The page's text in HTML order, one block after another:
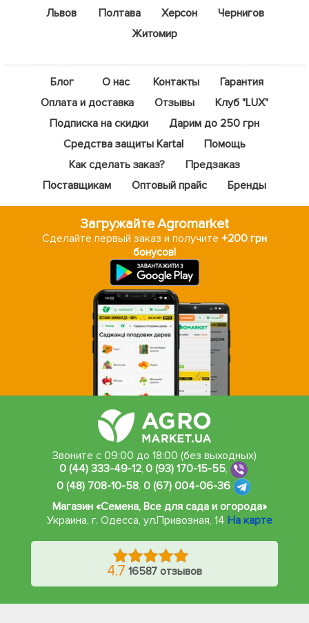
Львов
Полтава Херсон
Чернигов
Житомир
Блог О нас Контакты
Гарантия
Оплата и доставка
Отзывы
Клуб "LUX"
Подписка на скидки
Дарим до 250 грн
Средства защиты Kartal
Помощь
Как сделать заказ?
Предзаказ
Поставщикам
Оптовый прайс Бренды
Загружайте Agromarket
Сделайте первый заказ и получите +200 грн
бонусов!
Звоните с 09:00 до 18:00 (без выходных)
0 (44) 333-49-12,0 (93) 170-15-55,
0 (48) 708-10-58, 0 (67) 004-06-36
Магазин «Семена, Все для сада и огорода»
Украина, г. Одесса, ул.Привозная, 14 На карте
4.7 16587 отзывов